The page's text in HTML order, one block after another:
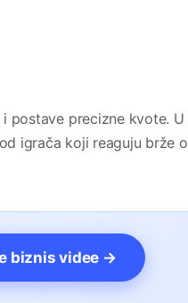
postave precizne kvote.
igrača koji reaguju brže
biznis videe →